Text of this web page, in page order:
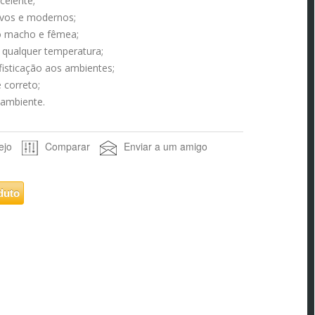
e modernos;
macho e fêmea;
temperatura;
aos ambientes;
correto;
Comparar Enviar a um amigo